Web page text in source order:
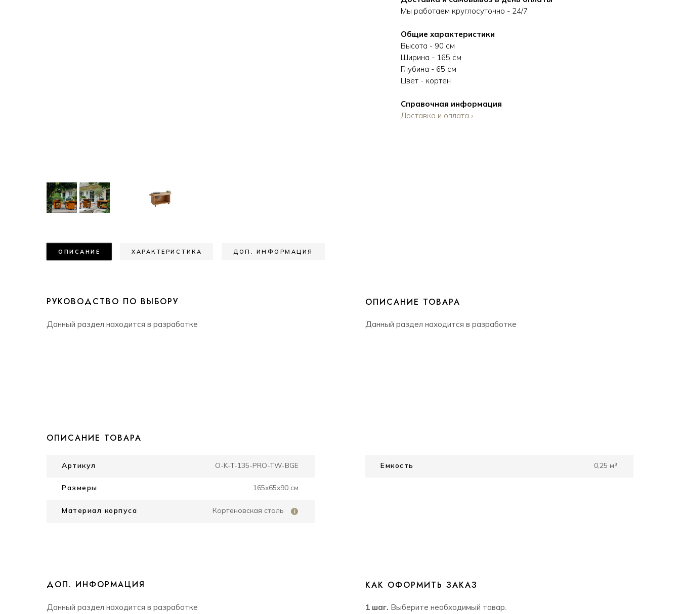
Мы работаем круглосуточно - 24/7
Общие характеристики
Высота - 90 см
Ширина - 165 см
Глубина - 65 см
Цвет - кортен
Справочная информация
Доставка и оплата ›
ОПИСАНИЕ ХАРАКТЕРИСТИКА ДОП. ИНФОРМАЦИЯ
РУКОВОДСТВО ПО ВЫБОРУ
Данный раздел находится в разработке
ОПИСАНИЕ ТОВАРА
Данный раздел находится в разработке
Артикул O-K-T-135-PRO-TW-BGE
Размеры 165x65x90 см
Материал корпуса Кортеновская сталь
Емкость 0,25 м³
ОПИСАНИЕ ТОВАРА
i
ДОП. ИНФОРМАЦИЯ
Данный раздел находится в разработке
КАК ОФОРМИТЬ ЗАКАЗ
1 шаг. Выберите необходимый товар.